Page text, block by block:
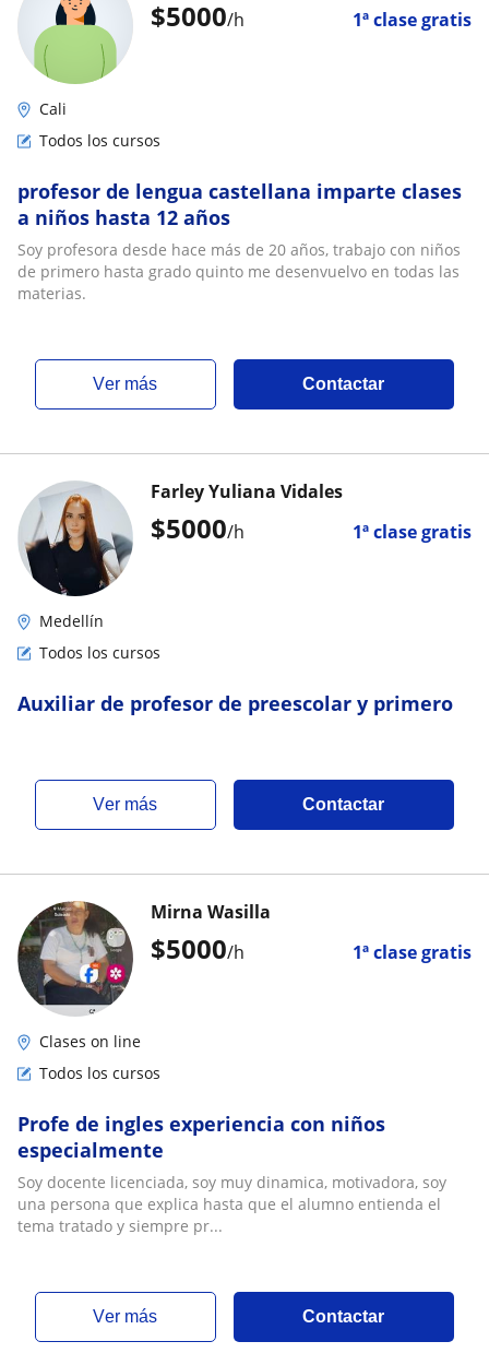
$5000/h 1ª clase gratis
Cali
Todos los cursos
profesor de lengua castellana imparte clases
a niños hasta 12 años
Soy profesora desde hace más de 20 años, trabajo con niños
de primero hasta grado quinto me desenvuelvo en todas las
materias.
ver más Contactar
$5000/h 1ª clase gratis
Farley Yuliana Vidales
Medellín
Todos los cursos
Auxiliar de profesor de preescolar y primero
ver más Contactar
$5000/h 1ª clase gratis
Mirna Wasilla
Clases on line
Todos los cursos
Profe de ingles experiencia con niños
especialmente
Soy docente licenciada, soy muy dinamica, motivadora, soy
una persona que explica hasta que el alumno entienda el
tema tratado y siempre pr...
ver más Contactar